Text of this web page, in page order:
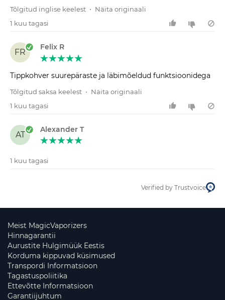
Tõlgitud inglise keelest • Näita originaali
1 kuu tagasi
FR
Felix R
Tippkohver suurepäraste ja läbimõeldud funktsioonidega
Tõlgitud saksa keelest • Näita originaali
1 kuu tagasi
AT
Alexander T
1 kuu tagasi
Verified by Trustvoice
Meist MagicVaporizers
Hinnagarantii
Aurustite Hulgimüük Eestis
Korduma kippuvad küsimused
Transpordi Informatsioon
Tagastuspoliitika
Ettevõtte Informatsioon
Garantiijuhtum